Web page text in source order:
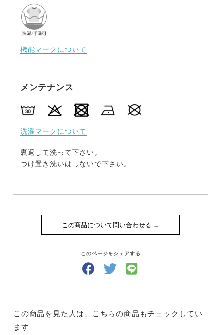
機能マークについて
メンテナンス
洗濯マークについて
裏返して洗って下さい。
つけ置き洗いはしないで下さい。
この商品について問い合わせる
このページをシェアする
この商品を見た人は、こちらの商品もチェックしてい
ます